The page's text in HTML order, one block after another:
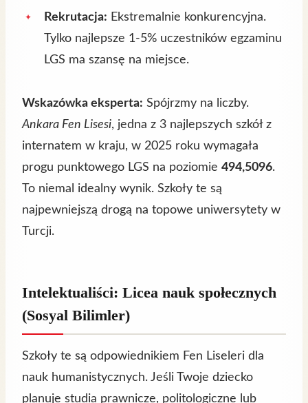
Rekrutacja: Ekstremalnie konkurencyjna.
Tylko najlepsze 1-5% uczestników egzaminu
LGS ma szansę na miejsce.
Wskazówka eksperta: Spójrzmy na liczby.
Ankara Fen Lisesi, jedna z 3 najlepszych szkół z
internatem w kraju, w 2025 roku wymagała
progu punktowego LGS na poziomie 494,5096.
To niemal idealny wynik. Szkoły te są
najpewniejszą drogą na topowe uniwersytety w
Turcji.
Intelektualiści: Licea nauk społecznych
(Sosyal Bilimler)
Szkoły te są odpowiednikiem Fen Liseleri dla
nauk humanistycznych. Jeśli Twoje dziecko
planuje studia prawnicze, politologiczne lub